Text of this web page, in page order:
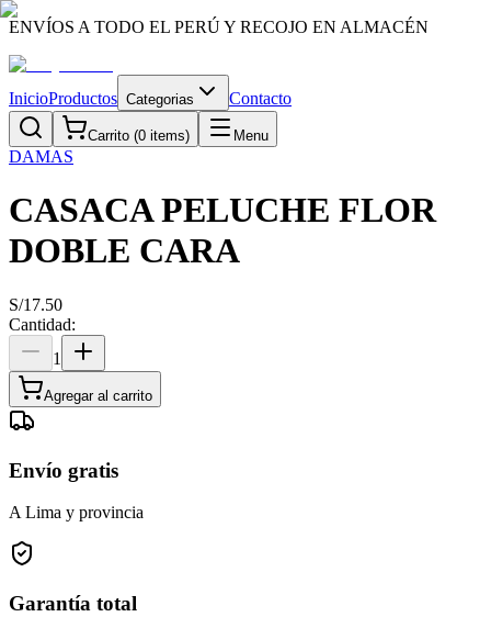
ENVÍOS A TODO EL PERÚ Y RECOJO EN ALMACÉN
InicioProductos Categorias Contacto
Carrito (0 items) Menu
DAMAS
CASACA PELUCHE FLOR
DOBLE CARA
S/17.50
Cantidad:
1
Agregar al carrito
Envío gratis
A Lima y provincia
Garantía total